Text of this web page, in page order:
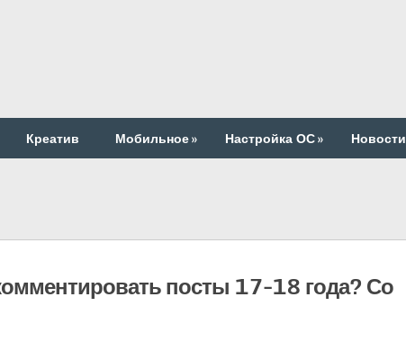
Креатив Мобильное» Настройка ОС» Новости
посты 17-18 года? Со